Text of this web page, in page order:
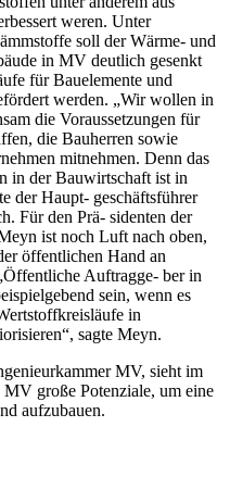
weren. Unter
soll der Wärme- und
in MV deutlich gesenkt
für Bauelemente und
werden. „Wir wollen in
die Voraussetzungen für
die Bauherren sowie
mitnehmen. Denn das
in der Bauwirtschaft ist in
der Haupt- geschäftsführer
Für den Prä- sidenten der
ist noch Luft nach oben,
öffentlichen Hand an
Auftragge- ber in
sein, wenn es
in
sagte Meyn.
MV, sieht im
große Potenziale, um eine
aufzubauen.